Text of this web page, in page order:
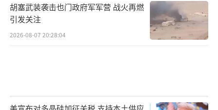
胡塞武装袭击也门政府军军营 战火再燃
引发关注
2026-08-07 20:28:04